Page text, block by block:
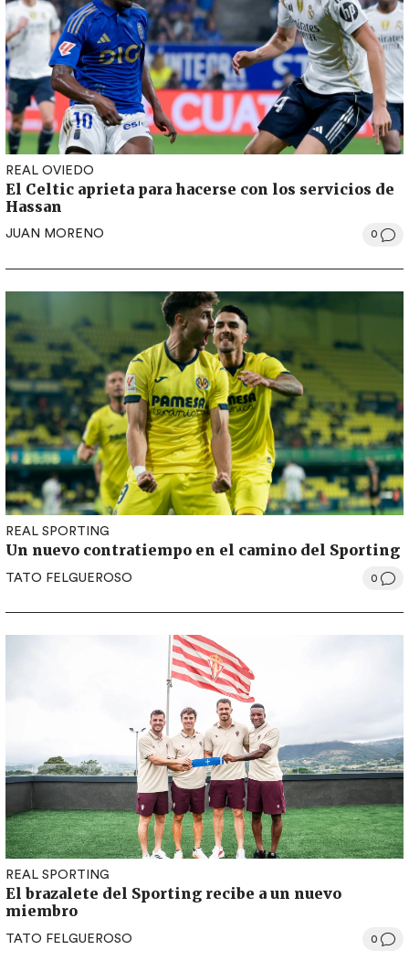
REAL OVIEDO
El Celtic aprieta para hacerse con los servicios de
Hassan
JUAN MORENO 0
REAL SPORTING
Un nuevo contratiempo en el camino del Sporting
TATO FELGUEROSO 0
REAL SPORTING
El brazalete del Sporting recibe a un nuevo
miembro
TATO FELGUEROSO 0